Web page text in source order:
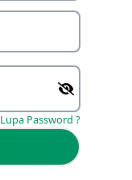
Lupa Password ?